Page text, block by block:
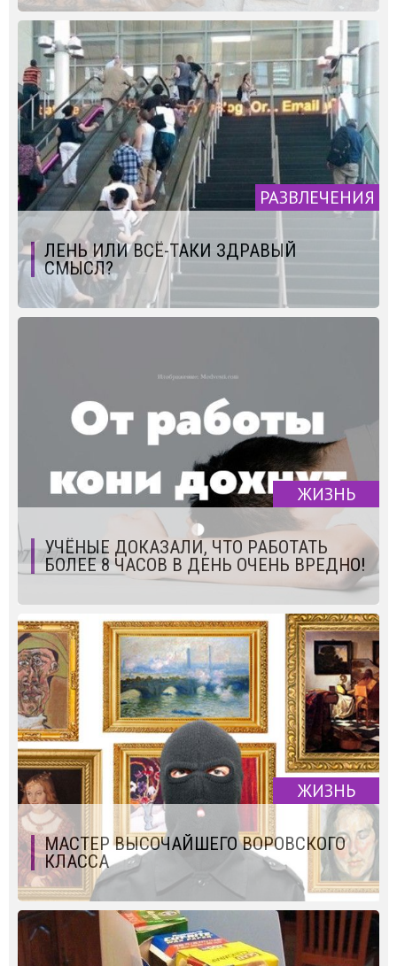
РАЗВЛЕЧЕНИЯ
ЛЕНЬ ИЛИ ВСЁ-ТАКИ ЗДРАВЫЙ
СМЫСЛ?
ЖИЗНЬ
УЧЁНЫЕ ДОКАЗАЛИ, ЧТО РАБОТАТЬ
БОЛЕЕ 8 ЧАСОВ В ДЕНЬ ОЧЕНЬ ВРЕДНО!
ЖИЗНЬ
МАСТЕР ВЫСОЧАЙШЕГО ВОРОВСКОГО
КЛАССА